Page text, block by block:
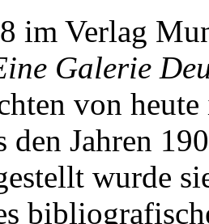
im Verlag
Galerie
von heute
den Jahren
wurde